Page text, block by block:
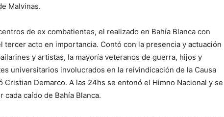
Malvinas.
de ex combatientes, el realizado en Bahía Blanca con
acto en importancia. Contó con la presencia y actuación
y artistas, la mayoría veteranos de guerra, hijos y
universitarios involucrados en la reivindicación de la Causa
Cristian Demarco. A las 24hs se entonó el Himno Nacional y se
caído de Bahía Blanca.